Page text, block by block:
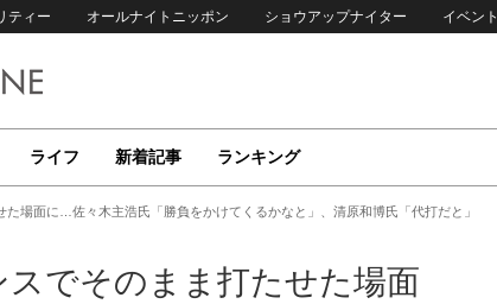
ティー オールナイトニッポン ショウアップナイター イベント
ライフ 新着記事 ランキング
場面に…佐々木主浩氏「勝負をかけてくるかなと」、清原和博氏「代打だと」
でそのまま打たせた場面